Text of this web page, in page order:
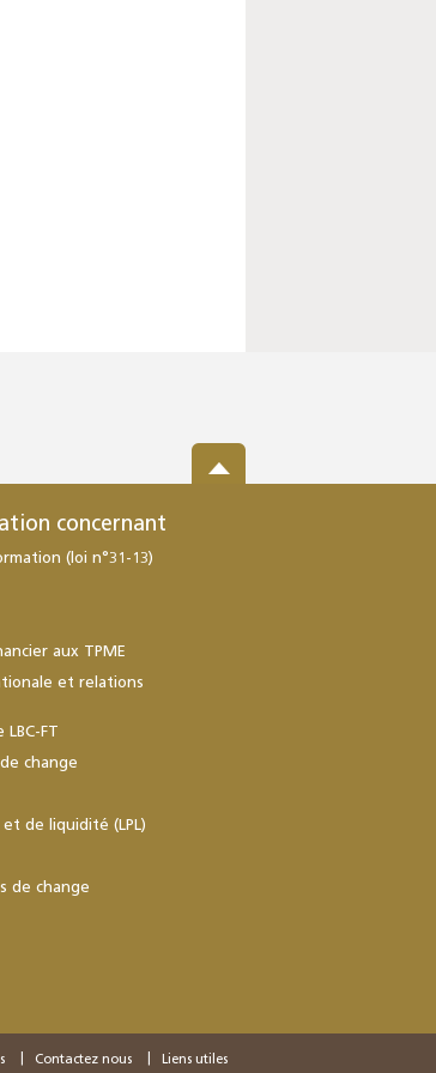
concernant
(loi n°31-13)
aux TPME
et relations
FT
change
de liquidité (LPL)
de change
Contactez nous Liens utiles